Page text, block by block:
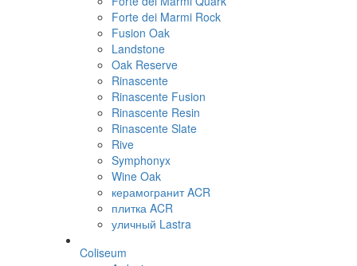
Forte dei Marmi Rock
Fusion Oak
Landstone
Oak Reserve
Rinascente
Rinascente Fusion
Rinascente Resin
Rinascente Slate
Rive
Symphonyx
Wine Oak
керамогранит ACR
плитка ACR
уличный Lastra
Coliseum